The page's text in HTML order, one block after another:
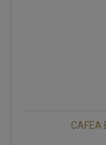
CAFEA